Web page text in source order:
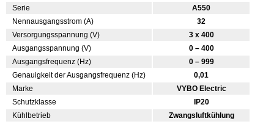
Serie
A550
Nennausgangsstrom (A)
32
Versorgungsspannung (V)
3 x 400
Ausgangsspannung (V)
0 – 400
Ausgangsfrequenz (Hz)
0 – 999
Genauigkeit der Ausgangsfrequenz (Hz)
0,01
Marke
VYBO Electric
Schutzklasse
IP20
Kühlbetrieb
Zwangsluftkühlung